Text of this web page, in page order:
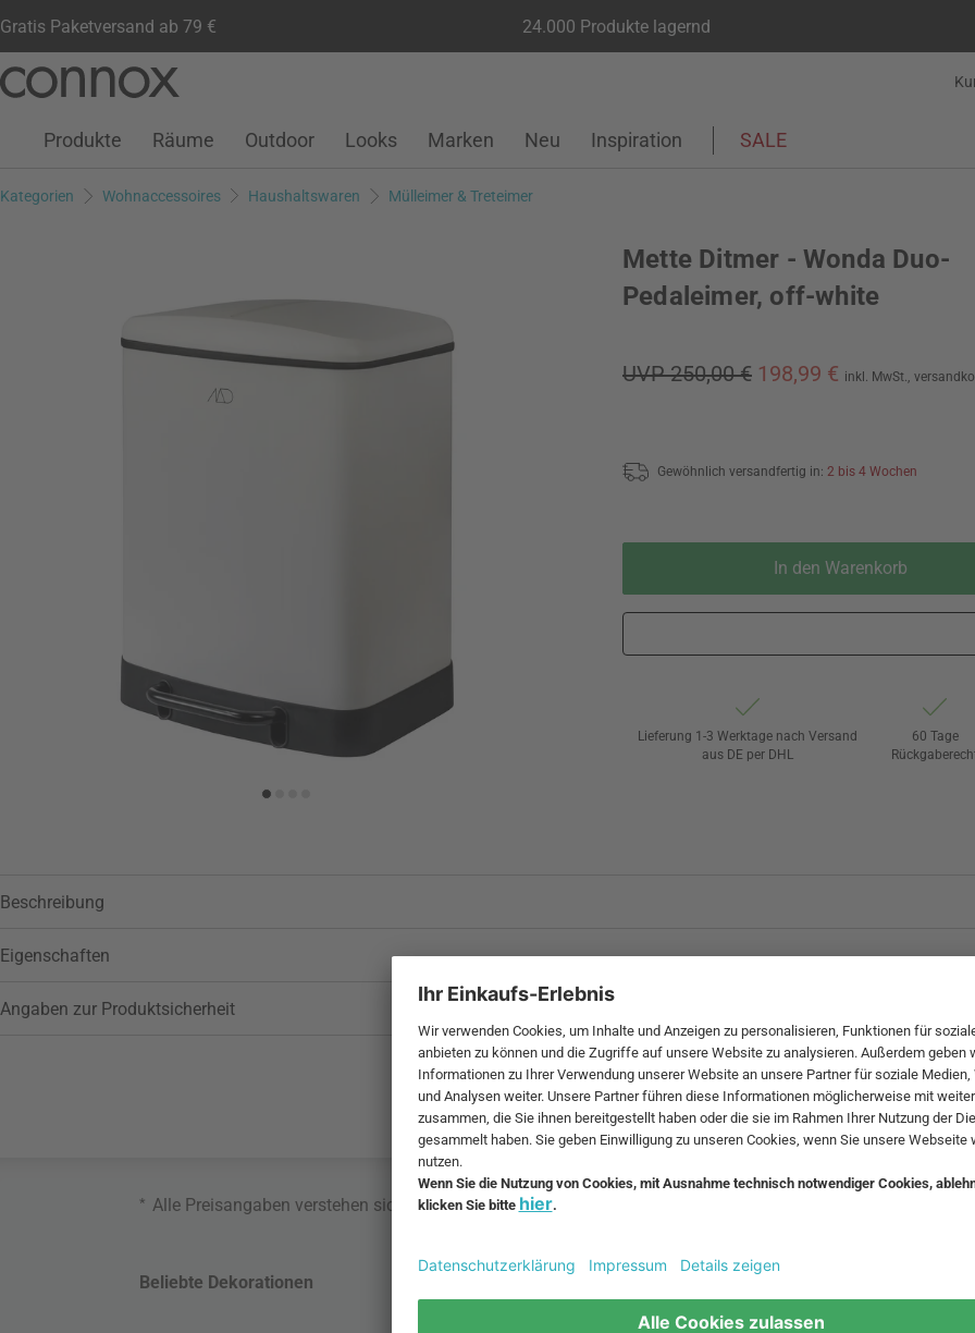
Gratis Paketversand ab 79 € 24.000 Produkte lagernd
Seiteninhalt
Suchfeld
Kundenkonto
Wunschliste
Warenkorb
Produkte Räume Outdoor Looks Marken Neu Inspiration SALE
Kategorien Wohnaccessoires Haushaltswaren Mülleimer & Treteimer
Mette Ditmer - Wonda Duo-
Pedaleimer, off-white
UVP 250,00 € 198,99 € inkl. MwSt.,
Gewöhnlich versandfertig in: 2 bis 4 Wochen
In den Warenkorb
Lieferung 1-3 Werktage nach Versand
aus DE per DHL
60 Tage
Beschreibung
Eigenschaften
Angaben zur Produktsicherheit
* Alle Preisangaben verstehen sich inklusive MwSt. und zzgl.
Beliebte Dekorationen